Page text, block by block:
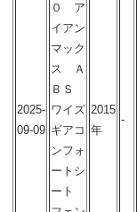
2025-
09-09
０ ア
イアン
マック
ス Ａ
ＢＳ
ワイズ
ギアコ
ンフォ
ートシ
ート
2015
年
-